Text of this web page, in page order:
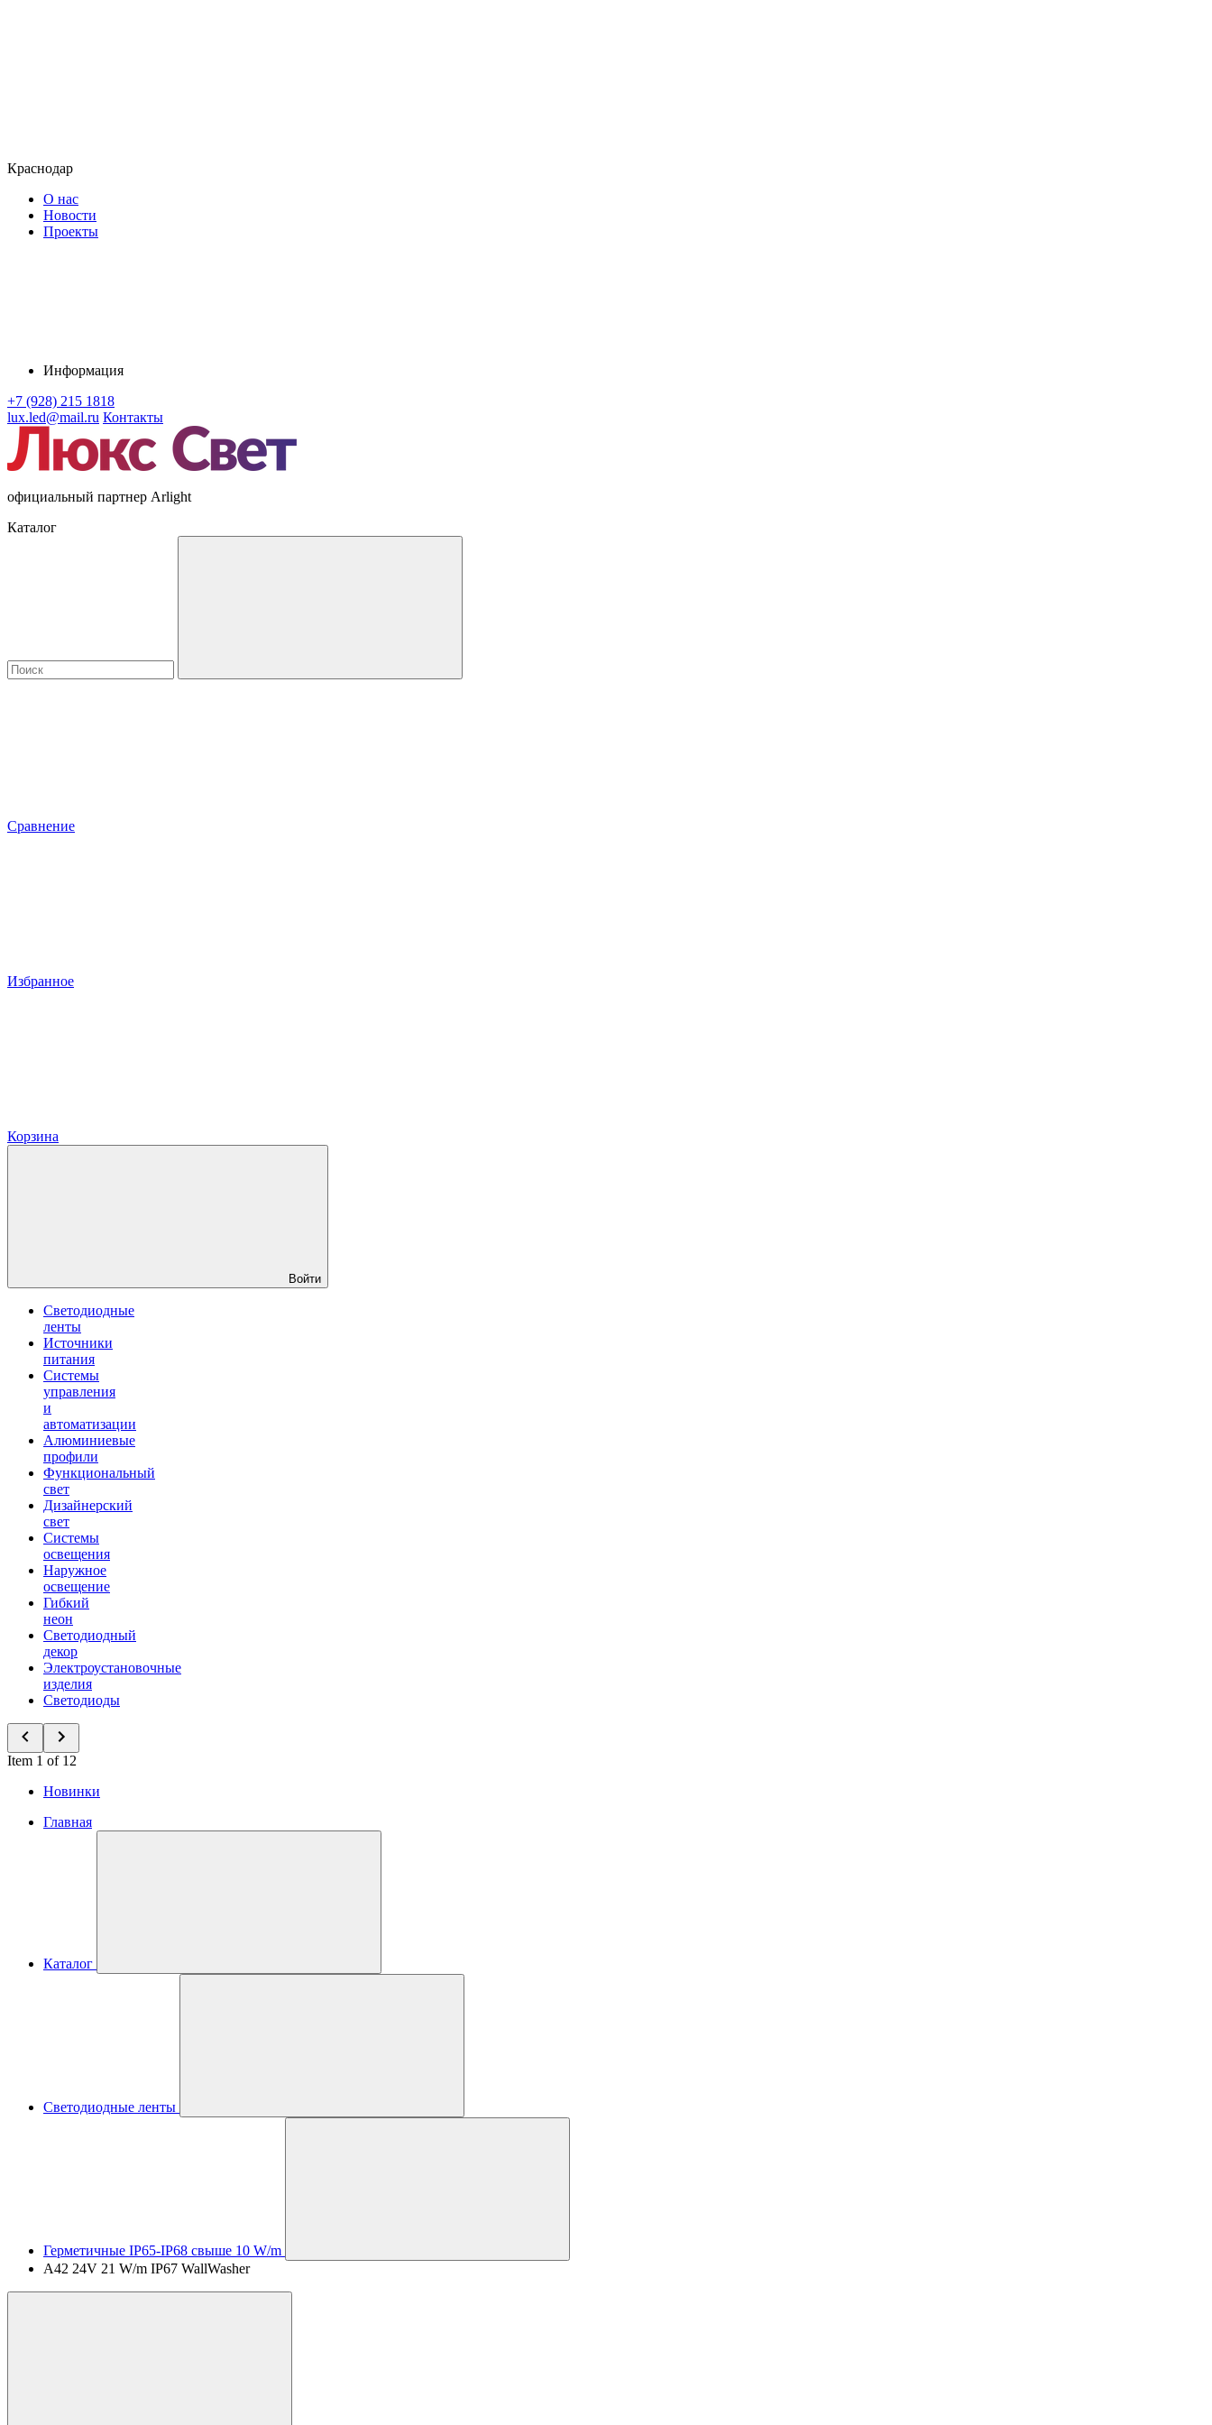
Краснодар
О нас
Новости
Проекты
Информация
+7 (928) 215 1818
lux.led@mail.ru Контакты
официальный партнер Arlight
Каталог
Сравнение
Избранное
Корзина
Войти
Светодиодные
ленты
Источники
питания
Системы
управления
и
автоматизации
Алюминиевые
профили
Функциональный
свет
Дизайнерский
свет
Системы
освещения
Наружное
освещение
Гибкий
неон
Светодиодный
декор
Электроустановочные
изделия
Светодиоды
Item 1 of 12
Новинки
Главная
Каталог
Светодиодные ленты
Герметичные IP65-IP68 свыше 10 W/m
A42 24V 21 W/m IP67 WallWasher